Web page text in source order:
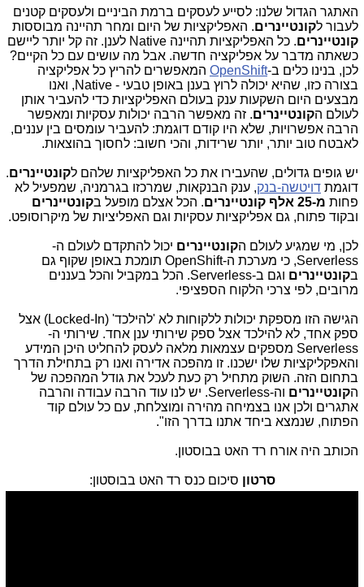
האתגר הגדול שלנו: לסייע לעסקים ברמת הביניים ולעסקים קטנים
לעבור לקונטיינרים. האפליקציות של היום ומחר תהיינה מבוססות
קונטיינרים
. כל האפליקציות תהיינה Native לענן. זה קל יותר ליישם
כשאתה מדבר על אפליקציה חדשה. אבל מה עושים עם כל הקיים?
לכן, בנינו כלים ב-OpenShiftהמאפשרים להריץ כל אפליקציה
בצורה כזו, שהיא יכולה לרוץ בענן באופן טבעי - Native, ואנו
מבצעים היום השקעות ענק בעולם האפליקציות כדי להעביר אותן
לעולם הקונטיינרים. זה מאפשר הרבה יכולות עסקיות ומאפשר
הרבה אפשרויות, שלא היו קודם דוגמת: להעביר עומסים בין עננים,
לאבטח טוב יותר, יותר שרידות, והכי חשוב: לחסוך בהוצאות.
יש גופים גדולים, שהעבירו את כל האפליקציות שלהם לקונטיינרים.
דוגמת דויטשה-בנק, ענק הבנקאות, שמרכזו בגרמניה, שמפעיל לא
פחות מ-25 אלף קונטיינרים . הכל אצלם מופעל בקונטיינרים
ובקוד פתוח, גם אפליקציות עסקיות וגם האפליציות של מיקרוסופט.
לכן, מי שמגיע לעולם הקונטיינריםיכול להתקדם לעולם ה-
Serverless, כי מערכת ה-OpenShift תומכת באופן שקוף גם
בקונטיינרים
וגם ב-Serverless. הכל במקביל והכל בעננים
מרובים, לפי צרכי הלקוח הספציפי.
הגישה הזו מספקת יכולות ללקוחות לא 'להילכד' (Locked-In) אצל
ספק אחד, לא להילכד אצל ספק שירותי ענן אחד. שירותי ה-
Serverless מספקים עצמאות מלאה לעסק להחליט היכן המידע
והאפקליקציות שלו ישכנו. זו מהפכה אדירה ואנו רק בתחילת הדרך
בתחום הזה. השוק מתחיל רק כעת לעכל את גודל המהפכה של
הקונטיינרים
וה-Serverless. יש לנו עוד הרבה עבודה והרבה
אתגרים ולכן אנו בצמיחה מהירה ומוצלחת, עם כל עולם קוד
הפתוח, שנמצא ביחד אתנו בדרך הזו".
הכותב היה אורח רד האט בבוסטון.
סרטון סיכום כנס רד האט בבוסטון: